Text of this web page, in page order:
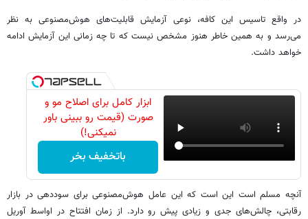
در واقع تاسیس این کافه، نوعی آزمایش قابلیت‌های هوش‌مصنوعی به نظر
می‌رسد و به همین خاطر هنوز مشخص نیست که تا چه زمانی این آزمایش ادامه
خواهد داشت.
ابزار کامل برای اصلاح مو و
صورت (قیمت رو ببینی باور
نمیکنی!)
باتخفیف بخر
آنچه مسلم است این است که این عامل هوش‌مصنوعی برای سوددهی در بازار
رقابتی، چالش‌های جدی و زیادی پیش رو دارد. از زمان افتتاح در اواسط آوریل